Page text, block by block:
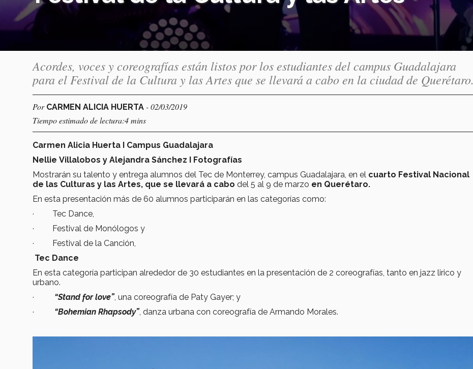
Acordes, voces y coreografías están listos por los estudiantes del campus Guadalajara
para el Festival de la Cultura y las Artes que se llevará a cabo en la ciudad de Querétaro.
Por CARMEN ALICIA HUERTA - 02/03/2019
Tiempo estimado de lectura:4 mins
Carmen Alicia Huerta I Campus Guadalajara
Nellie Villalobos y Alejandra Sánchez I Fotografías
Mostrarán su talento y entrega alumnos del Tec de Monterrey, campus Guadalajara, en el cuarto Festival Nacional
de las Culturas y las Artes, que se llevará a cabo del 5 al 9 de marzo en Querétaro.
En esta presentación más de 60 alumnos participarán en las categorías como:
· Tec Dance,
· Festival de Monólogos y
· Festival de la Canción,
Tec Dance
En esta categoría participan alrededor de 30 estudiantes en la presentación de 2 coreografías, tanto en jazz lirico y
urbano.
·
“Stand for love”, una coreografía de Paty Gayer; y
·
“Bohemian Rhapsody”, danza urbana con coreografía de Armando Morales.